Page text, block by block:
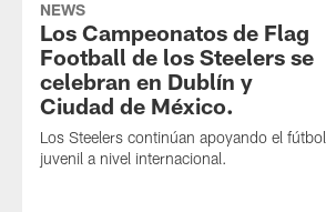
NEWS
Los Campeonatos de Flag
Football de los Steelers se
celebran en Dublín y
Ciudad de México.
Los Steelers continúan apoyando el fútbol
juvenil a nivel internacional.